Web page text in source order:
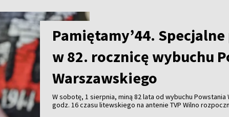
Pamiętamy’44.
w 82. rocznicę wybuchu
Warszawskiego
W sobotę, 1 sierpnia, miną 82 lata od wybuchu Powstania
godz. 16 czasu litewskiego na antenie TVP Wilno